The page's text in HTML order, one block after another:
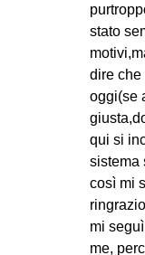
stato
dire che
oggi(se
qui si
sistema
così mi
mi
me,